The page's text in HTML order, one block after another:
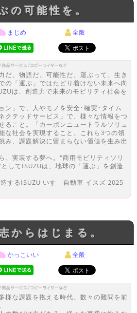
ぶの可能性を。
まじめ 全般
だ。物語だ。可能性だ。運ぶって、生き
の「運ぶ」ではたどり着けない未来へ向
は、創造力で未来のモビリティ社会を
ン」で、人やモノを安全･確実･タイム
クテッドサービス」で、様々な情報をつ
ること。「カーボンニュートラルソリュ
な社会を実現すること。これら3つの領
み、課題解決に留まらない価値を生み出
、実装する夢へ。"商用モビリティソリ
してISUZUは、地球の「運ぶ」を創造
するISUZU いすゞ自動車 イスズ 2025
志からはじまる。
かっこいい 全般
様な課題を抱える時代。数々の難問を前